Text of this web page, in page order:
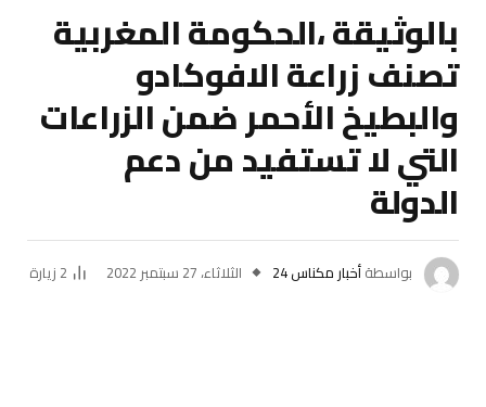
بالوثيقة ،الحكومة المغربية
تصنف زراعة الافوكادو
والبطيخ الأحمر ضمن الزراعات
التي لا تستفيد من دعم
الدولة
بواسطةأخبار مكناس 24 الثلاثاء، 27 سبتمبر 2022 2 زيارة